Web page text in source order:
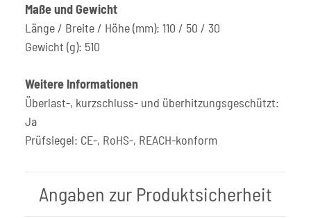
Maße und Gewicht
Länge / Breite / Höhe (mm): 110 / 50 / 30
Gewicht (g): 510
Weitere Informationen
Überlast-, kurzschluss- und überhitzungsgeschützt:
Ja
Prüfsiegel: CE-, RoHS-, REACH-konform
Angaben zur Produktsicherheit